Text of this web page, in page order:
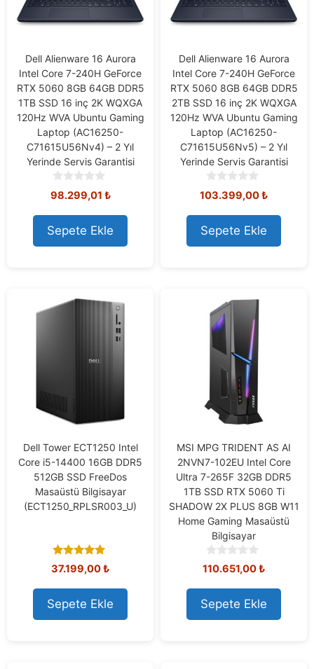
Dell Alienware 16 Aurora
Intel Core 7-240H GeForce
RTX 5060 8GB 64GB DDR5
1TB SSD 16 inç 2K WQXGA
120Hz WVA Ubuntu Gaming
Laptop (AC16250-
C71615U56Nv4) – 2 Yıl
Yerinde Servis Garantisi
0
o
u
t
o
f
98.299,01 ₺
Sepete Ekle
Dell Alienware 16 Aurora
Intel Core 7-240H GeForce
RTX 5060 8GB 64GB DDR5
2TB SSD 16 inç 2K WQXGA
120Hz WVA Ubuntu Gaming
Laptop (AC16250-
C71615U56Nv5) – 2 Yıl
Yerinde Servis Garantisi
0
o
u
t
o
f
103.399,00₺
Sepete Ekle
Dell Tower ECT1250 Intel
Core i5-14400 16GB DDR5
512GB SSD FreeDos
Masaüstü Bilgisayar
(ECT1250_RPLSR003_U)
5.00
out of 5
37.199,00₺
Sepete Ekle
MSI MPG TRIDENT AS AI
2NVN7-102EU Intel Core
Ultra 7-265F 32GB DDR5
1TB SSD RTX 5060 Ti
SHADOW 2X PLUS 8GB W11
Home Gaming Masaüstü
Bilgisayar
0
o
u
t
o
f
110.651,00₺
Sepete Ekle